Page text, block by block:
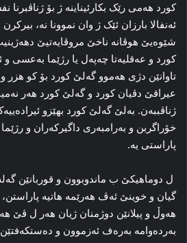
کورد هەمی رێک بکارئیناینە ژ بۆ
ئەنفالا بارزان ئێک ژ وان نموونا نە،
شێوەیێ هوڤانە ناخێ مروڤایەتیێ
کورد و عەقلیەتا چەپەل یا رژێما بەعسی و
تاوانێن دژی هەموو گەلێ کورد بۆ کو هزر
عیراقێ دڤیان کورد و گەلێ کورد هەر
ژناڤببەن. بەلێ گەلێ کورد بهێزو
خۆراگربن و بەرامبەری داگیرکەران و
پاراستی یە.
ل دوماهیکێ ب ماندوبوون و قوربانێن
گیان و خوینێ ئەڤ ھەرێمە هاتیە
ھەوڵ و پیلانێن دوژمنان ژیان هەر ل ڤێ
بەردەوامە بەرەف ئەزموون و